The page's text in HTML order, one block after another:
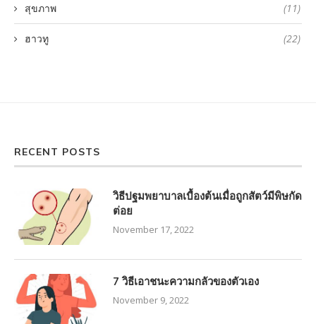
สุขภาพ (11)
ฮาวทู (22)
RECENT POSTS
วิธีปฐมพยาบาลเบื้องต้นเมื่อถูกสัตว์มีพิษกัด
ต่อย
November 17, 2022
7 วิธีเอาชนะความกลัวของตัวเอง
November 9, 2022